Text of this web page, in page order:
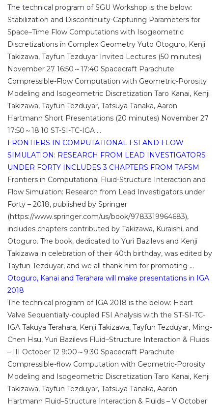
The technical program of SGU Workshop is the below:
Stabilization and Discontinuity-Capturing Parameters for
Space–Time Flow Computations with Isogeometric
Discretizations in Complex Geometry Yuto Otoguro, Kenji
Takizawa, Tayfun Tezduyar Invited Lectures (50 minutes)
November 27 16:50～17:40 Spacecraft Parachute
Compressible-Flow Computation with Geometric-Porosity
Modeling and Isogeometric Discretization Taro Kanai, Kenji
Takizawa, Tayfun Tezduyar, Tatsuya Tanaka, Aaron
Hartmann Short Presentations (20 minutes) November 27
17:50～18:10 ST-SI-TC-IGA ...
FRONTIERS IN COMPUTATIONAL FSI AND FLOW
SIMULATION: RESEARCH FROM LEAD INVESTIGATORS
UNDER FORTY INCLUDES 3 CHAPTERS FROM TAFSM
Frontiers in Computational Fluid-Structure Interaction and
Flow Simulation: Research from Lead Investigators under
Forty – 2018, published by Springer
(https://www.springer.com/us/book/9783319964683),
includes chapters contributed by Takizawa, Kuraishi, and
Otoguro. The book, dedicated to Yuri Bazilevs and Kenji
Takizawa in celebration of their 40th birthday, was edited by
Tayfun Tezduyar, and we all thank him for promoting ...
Otoguro, Kanai and Terahara will make presentations in IGA
2018
The technical program of IGA 2018 is the below: Heart
Valve Sequentially-coupled FSI Analysis with the ST-SI-TC-
IGA Takuya Terahara, Kenji Takizawa, Tayfun Tezduyar, Ming-
Chen Hsu, Yuri Bazilevs Fluid–Structure Interaction & Fluids
– III October 12 9:00～9:30 Spacecraft Parachute
Compressible-flow Computation with Geometric-Porosity
Modeling and Isogeometric Discretization Taro Kanai, Kenji
Takizawa, Tayfun Tezduyar, Tatsuya Tanaka, Aaron
Hartmann Fluid–Structure Interaction & Fluids – V October